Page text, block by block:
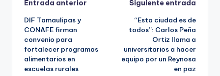
Navegación
de
entradas
Entrada anterior
DIF Tamaulipas y
CONAFE firman
convenio para
fortalecer programas
alimentarios en
escuelas rurales
Siguiente entrada
“Esta ciudad es de
todos”: Carlos Peña
Ortiz llama a
universitarios a hacer
equipo por un Reynosa
en paz